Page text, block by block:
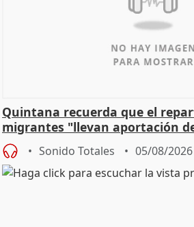
Quintana recuerda que el
migrantes "llevan aportación
central
Sonido Totales 05/08/2026